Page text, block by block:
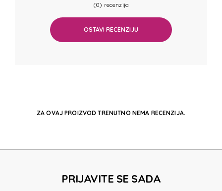
(0) recenzija
OSTAVI RECENZIJU
ZA OVAJ PROIZVOD TRENUTNO NEMA RECENZIJA.
PRIJAVITE SE SADA